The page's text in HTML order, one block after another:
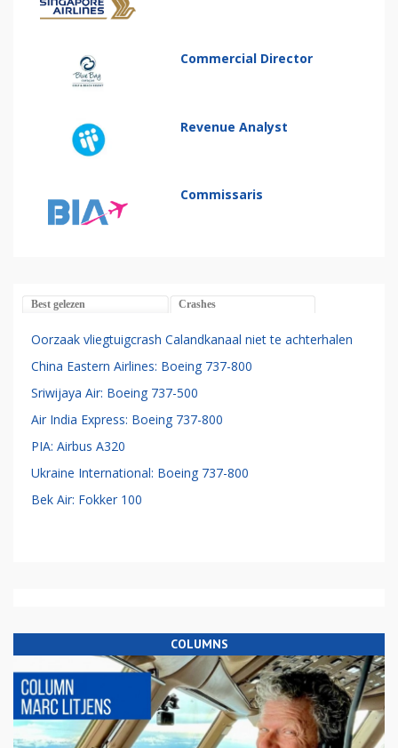
Commercial Director
Revenue Analyst
Commissaris
Best gelezen Crashes
Oorzaak vliegtuigcrash Calandkanaal niet te achterhalen
China Eastern Airlines: Boeing 737-800
Sriwijaya Air: Boeing 737-500
Air India Express: Boeing 737-800
PIA: Airbus A320
Ukraine International: Boeing 737-800
Bek Air: Fokker 100
COLUMNS